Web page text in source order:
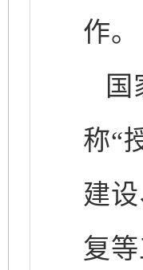
作。
称“
建
复等